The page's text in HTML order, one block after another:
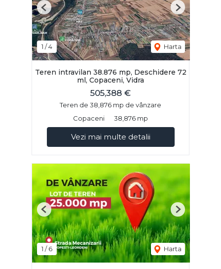
1 /4 Harta
Previous Next
Teren intravilan 38.876 mp, Deschidere 72
ml, Copaceni, Vidra
505,388 €
Teren de 38,876 mp de vânzare
Copaceni
38,876 mp
Vezi mai multe detalii
1 /6 Harta
Previous Next